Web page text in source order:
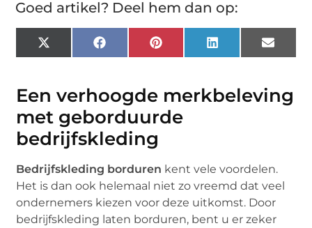
Goed artikel? Deel hem dan op:
X
(Twitter)
FacebookPinterest LinkedIn Email
Een verhoogde merkbeleving
met geborduurde
bedrijfskleding
Bedrijfskleding borduren kent vele voordelen.
Het is dan ook helemaal niet zo vreemd dat veel
ondernemers kiezen voor deze uitkomst. Door
bedrijfskleding laten borduren, bent u er zeker